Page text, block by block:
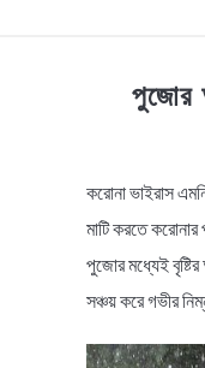
পুজোর
in
News
করোনা ভাইরাস
মাটি করতে
পুজোর মধ্যেই
সঞ্চয় করে গভীর